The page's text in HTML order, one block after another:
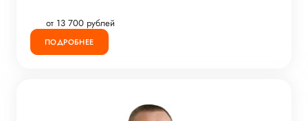
от 13 700 рублей
ПОДРОБНЕЕ